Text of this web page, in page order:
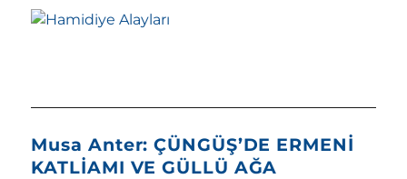
Musa Anter: ÇÜNGÜŞ’DE ERMENİ
KATLİAMI VE GÜLLÜ AĞA